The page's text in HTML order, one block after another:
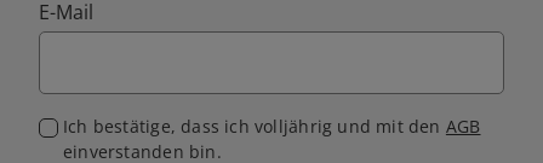
E-Mail
Ich bestätige, dass ich volljährig und mit den AGB
einverstanden bin.